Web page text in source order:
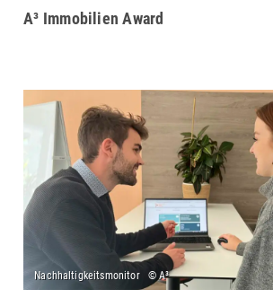
A³ Immobilien Award